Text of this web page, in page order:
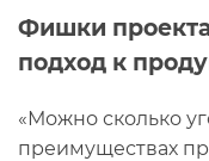
Фишки
подход к
«Можно сколько
преимуществах